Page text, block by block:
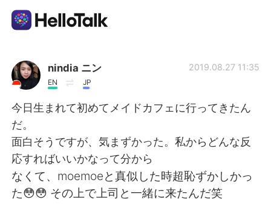
언어 교환 앱
AI Grammar Checker
English 简体中文
nindia ニン
EN JP
2019.08.27 11:35
今日生まれて初めてメイドカフェに行ってきたん
だ。
面白そうですが、気まずかった。私からどんな反
応すればいいかなって分から
なくて、moemoeと真似した時超恥ずかしかっ
た😳😳 その上で上司と一緒に来たんだ笑